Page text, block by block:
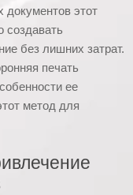
этот
создавать
без лишних затрат.
печать
ее
метод для